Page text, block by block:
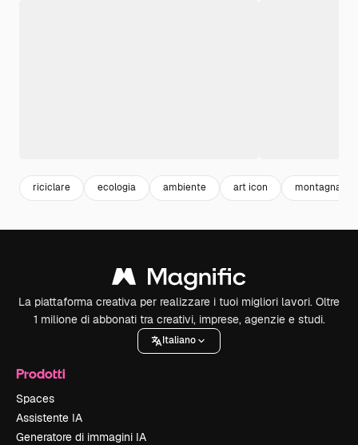
riciclare ecologia ambiente art icon montagna
La piattaforma creativa per realizzare i tuoi migliori lavori. Oltre
1 milione di abbonati tra creativi, imprese, agenzie e studi.
Italiano
Prodotti
Spaces
Assistente IA
Generatore di immagini IA